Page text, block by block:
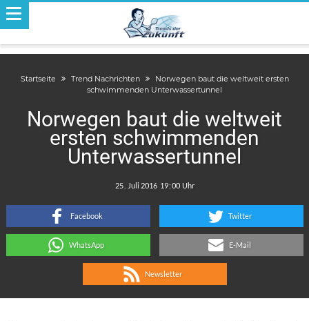
Startseite Trend Nachrichten
Norwegen baut die weltweit ersten
schwimmenden Unterwassertunnel
Norwegen baut die weltweit
ersten schwimmenden
Unterwassertunnel
:
Facebook Twitter
WhatsApp E-Mail
Newsletter